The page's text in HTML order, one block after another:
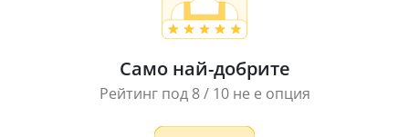
Само най-добрите
Рейтинг под 8 / 10 не е опция